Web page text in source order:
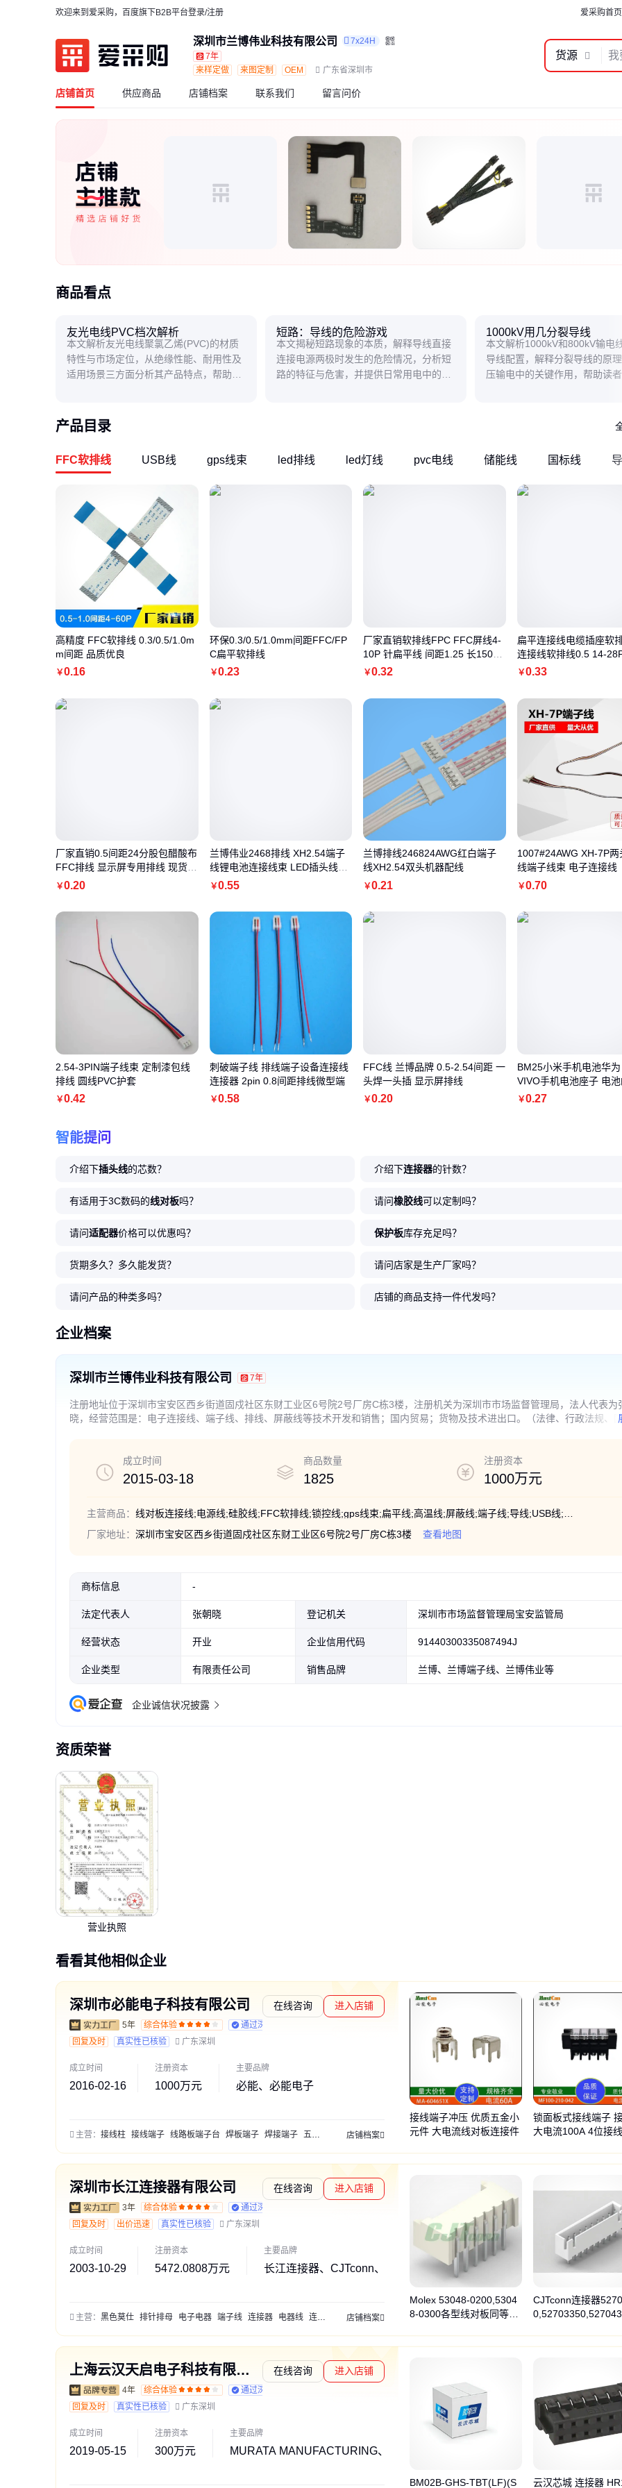
欢迎来到爱采购，百度旗下B2B平台登录/注册 爱采购首页
深圳市兰博伟业科技有限公司
7x24H
7年
来样定做
来图定制 OEM 广东省深圳市
货源
店铺首页 供应商品 店铺档案 联系我们 留言问价
商品看点
友光电线PVC档次解析
本文解析友光电线聚氯乙烯(PVC)的材质
特性与市场定位，从绝缘性能、耐用性及
适用场景三方面分析其产品特点，帮助用
短路：导线的危险游戏
本文揭秘短路现象的本质，解释导线直接
连接电源两极时发生的危险情况，分析短
路的特征与危害，并提供日常用电中的实
1000kV用几分裂导线
本文解析1000kV和800kV输电
导线配置，解释分裂导线的原理
压输电中的关键作用，帮助读者
产品目录
FFC软排线 USB线 gps线束 led排线 led灯线 pvc电线 储能线 国标线
高精度 FFC软排线 0.3/0.5/1.0m
m间距 品质优良
￥0.16
环保0.3/0.5/1.0mm间距FFC/FP
C扁平软排线
￥0.23
厂家直销软排线FPC FFC屏线4-
10P 针扁平线 间距1.25 长150M
M同向
￥0.32
扁平连接线电缆插座软
连接线软排线0.5 14-
A型
￥0.33
厂家直销0.5间距24分股包醋酸布
FFC排线 显示屏专用排线 现货供
应
￥0.20
兰博伟业2468排线 XH2.54端子
线锂电池连接线束 LED插头线加
工定制
￥0.55
兰博排线246824AWG红白端子
线XH2.54双头机器配线
￥0.21
1007#24AWG XH-7P两
线端子线束 电子连接线
￥0.70
2.54-3PIN端子线束 定制漆包线
排线 圆线PVC护套
￥0.42
刺破端子线 排线端子设备连接线
连接器 2pin 0.8间距排线微型端
￥0.58
FFC线 兰博品牌 0.5-2.54间距 一
头焊一头插 显示屏排线
￥0.20
BM25小米手机电池华
VIVO手机电池座子 电
排线
￥0.27
线冷压定制线材
加工 补光灯板彩线束定做 电机连
连接线 线束电线电缆线束 厂家直
1.0 1.25 2.54间距 包铜箔排线
E广告显示屏数据扁排线
线 可来样加工定做
L2651 26AWG 2.54MM间距仪表
电子喇叭排线1.8*3.6mm
蓝白橙白排 电路板端子彩排线厂
智能提问
介绍下插头线的芯数？ 介绍下连接器的针数？
有适用于3C数码的线对板吗？ 请问橡胶线可以定制吗？
请问适配器价格可以优惠吗？ 保护板库存充足吗？
货期多久？多久能发货？ 请问店家是生产厂家吗？
请问产品的种类多吗？ 店铺的商品支持一件代发吗？
企业档案
深圳市兰博伟业科技有限公司 7年
注册地址位于深圳市宝安区西乡街道固戍社区东财工业区6号院2号厂房C栋3楼，注册机关为深圳市市场监督管理局，法人代表为
晓，经营范围是：电子连接线、端子线、排线、屏蔽线等技术开发和销售；国内贸易；货物及技术进出口。（法律、行政法规、
成立时间
2015-03-18
商品数量
1825
注册资本
1000万元
主营商品：
厂家地址： 深圳市宝安区西乡街道固戍社区东财工业区6号院2号厂房C栋3楼 查看地图
商标信息 -
法定代表人 张朝晓 登记机关 深圳市市场监督管理局宝安监管局
经营状态 开业 企业信用代码 91440300335087494J
企业类型 有限责任公司 销售品牌 兰博、兰博端子线、兰博伟业等
企业诚信状况披露
资质荣誉
营业执照
看看其他相似企业
深圳市必能电子科技有限公司
5年 综合体验 通过深度核验
在线咨询 进入店铺
回复及时 真实性已核验 广东深圳
成立时间
2016-02-16
注册资本
1000万元
主要品牌
必能、必能电子
主营： 接线柱 接线端子 线路板端子台 焊板端子 焊接端子 五金焊板 店铺档案
接线端子冲压 优质五金小
元件 大电流线对板连接件
锁面板式接线端子
大电流100A 4位接线
深圳市长江连接器有限公司
3年 综合体验 通过深度核验
在线咨询 进入店铺
回复及时 出价迅速 真实性已核验 广东深圳
成立时间
2003-10-29
注册资本
5472.0808万元
主要品牌
长江连接器、CJTconn、CJTCONN
主营： 黑色莫仕 排针排母 电子电器 端子线 连接器 电器线 连接线 线对板 板对线 接线端子 电池接线 电子电源线 线对线接插件 电子器件
店铺档案
Molex 53048-0200,5304
8-0300各型线对板同等品
CJTconn连接器
上海云汉天启电子科技有限公司
4年 综合体验 通过深度核验
在线咨询 进入店铺
回复及时 真实性已核验 广东深圳
成立时间
2019-05-15
注册资本
300万元
主要品牌
MURATA MANUFACTURING、JST、TEXAS INSTRUMENTS
BM02B-GHS-TBT(LF)(S 云汉芯城 连接器